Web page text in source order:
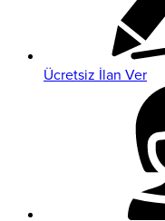
Ücretsiz İlan Ver